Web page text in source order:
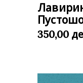
350,00